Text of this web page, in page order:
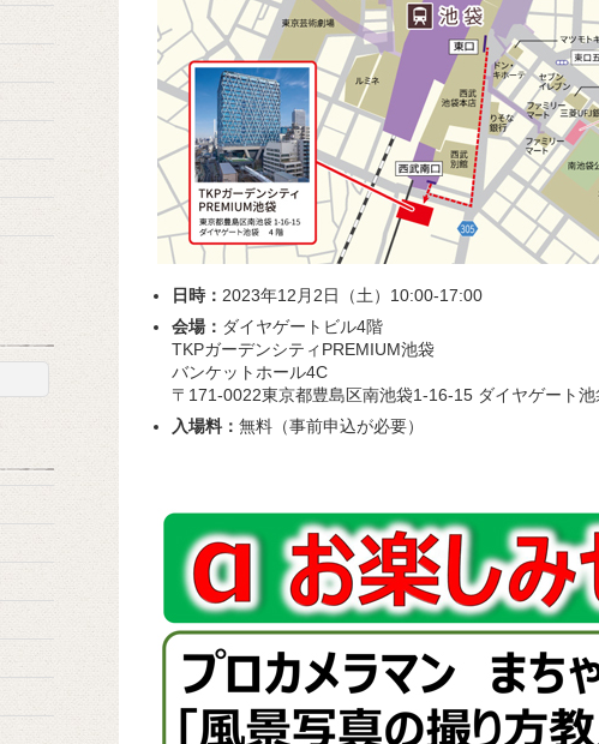
日時： 2023年12月2日（土）10:00-17:00
会場： ダイヤゲートビル4階
TKPガーデンシティPREMIUM池袋
バンケットホール4C
〒171-0022東京都豊島区南池袋1-16-15 ダイヤゲート池
入場料： 無料（事前申込が必要）